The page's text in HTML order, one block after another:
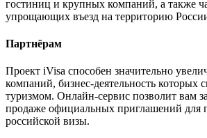
гостиниц и крупных компаний, а также
упрощающих въезд на территорию
Партнёрам
Проект iVisa способен значительно
компаний, бизнес-деятельность которых
туризмом. Онлайн-сервис позволит вам
продаже официальных приглашений для
российской визы.